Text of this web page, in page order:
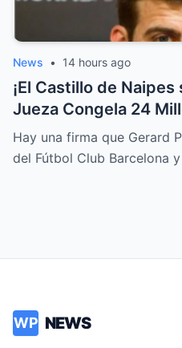
News • 14 hours ago
¡El Castillo de
Jueza Congela 24
Mientras la Verdad
Financiero Sale a la
Hay una firma que Gerard
del Fútbol Club Barcelona
WP NEWS